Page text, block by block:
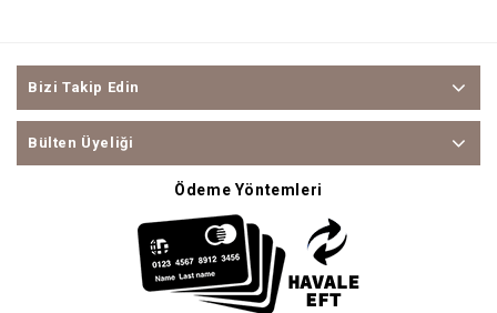
Bizi Takip Edin
Bülten Üyeliği
Ödeme Yöntemleri